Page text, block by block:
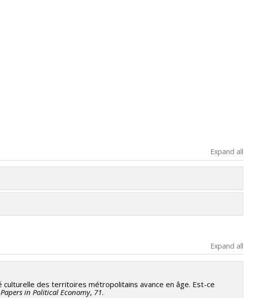
Expand all
Expand all
des territoires métropolitains avance en âge. Est-ce
in Political Economy, 71.